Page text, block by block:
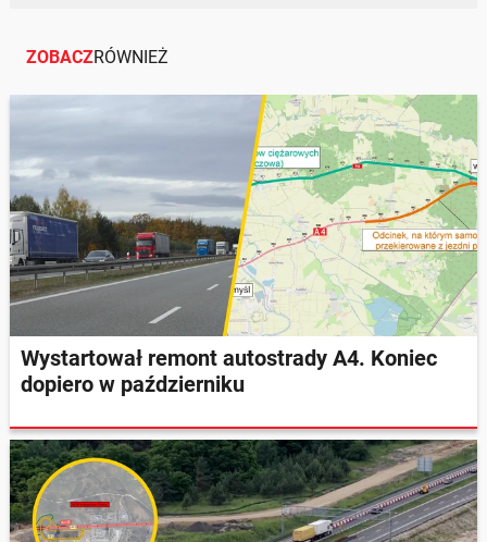
ZOBACZRÓWNIEŻ
Wystartował remont autostrady A4. Koniec
dopiero w październiku